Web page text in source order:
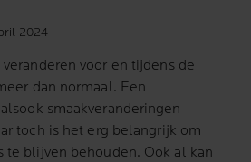
2024
voor en tijdens de
dan normaal. Een
smaakveranderingen
toch is het erg belangrijk om
te blijven behouden. Ook al kan